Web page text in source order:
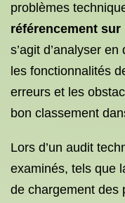
problèmes
référencement
s’agit d’analyser
les fonctionnalités
erreurs et les
bon classement
Lors d’un audit
examinés, tels que
de chargement des